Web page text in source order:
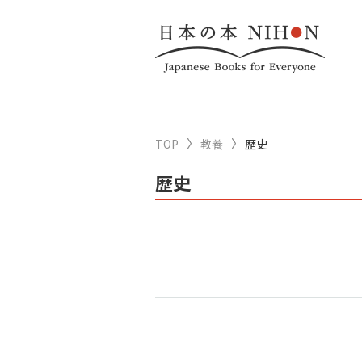
TOP 教養 歴史
歴史